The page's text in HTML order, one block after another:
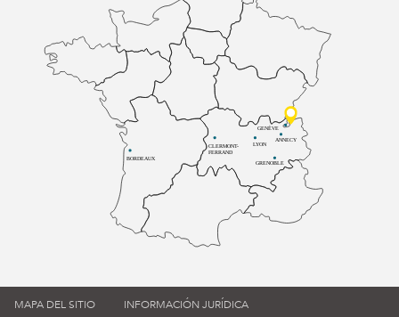
BORDEAUX
CLERMONT-
FERRAND
LYON
ANNECY
GRENOBLE
GENÈVE
MAPA DEL SITIO INFORMACIÓN JURÍDICA